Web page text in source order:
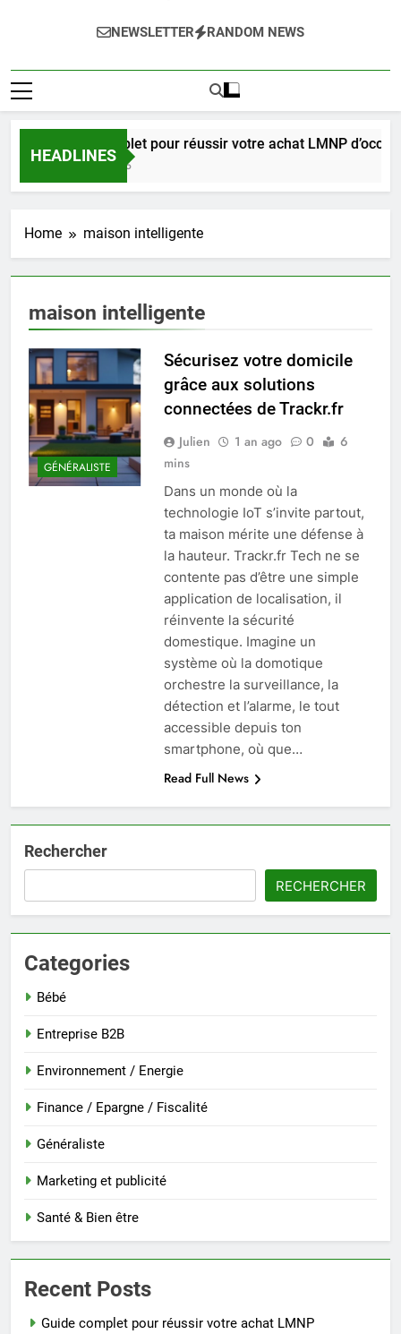
NEWSLETTER RANDOM NEWS
HEADLINES
Guide complet pour réussir votre achat LMNP
2 Semaines Ago
Home maison intelligente
maison intelligente
GÉNÉRALISTE
Sécurisez votre domicile
grâce aux solutions
connectées de Trackr.fr
Julien 1 an ago 0
6
mins
Dans un monde où la
technologie IoT s’invite partout,
ta maison mérite une défense à
la hauteur. Trackr.fr Tech ne se
contente pas d’être une simple
application de localisation, il
réinvente la sécurité
domestique. Imagine un
système où la domotique
orchestre la surveillance, la
détection et l’alarme, le tout
accessible depuis ton
smartphone, où que…
Read Full News
Rechercher
RECHERCHER
Categories
Bébé
Entreprise B2B
Environnement / Energie
Finance / Epargne / Fiscalité
Généraliste
Marketing et publicité
Santé & Bien être
Recent Posts
Guide complet pour réussir votre achat LMNP